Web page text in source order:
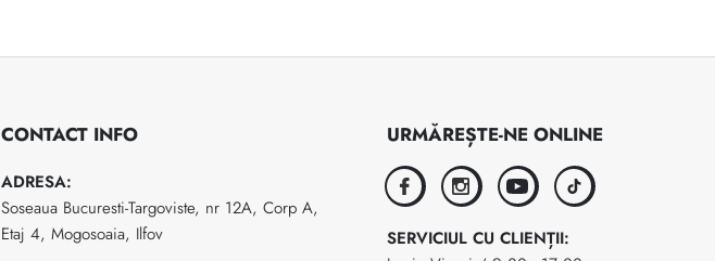
CONTACT INFO
ADRESA:
Soseaua Bucuresti-Targoviste, nr 12A, Corp A,
Etaj 4, Mogosoaia, Ilfov
URMĂREȘTE-NE ONLINE
facebookinstagramyoutubetiktok
SERVICIUL CU CLIENȚII: